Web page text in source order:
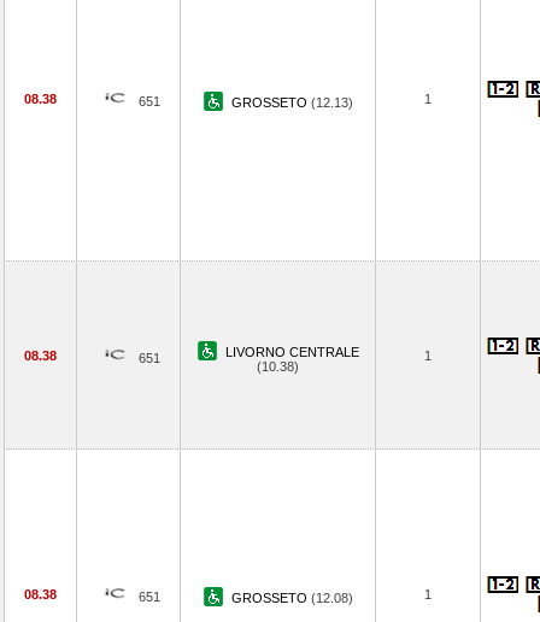
08.38 651 GROSSETO (12.13) 1
08.38 651
LIVORNO CENTRALE
(10.38)
1
08.38 651 GROSSETO (12.08) 1